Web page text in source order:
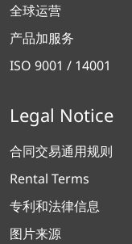
全球运营
产品加服务
ISO 9001 / 14001
Legal Notice
合同交易通用规则
Rental Terms
专利和法律信息
图片来源